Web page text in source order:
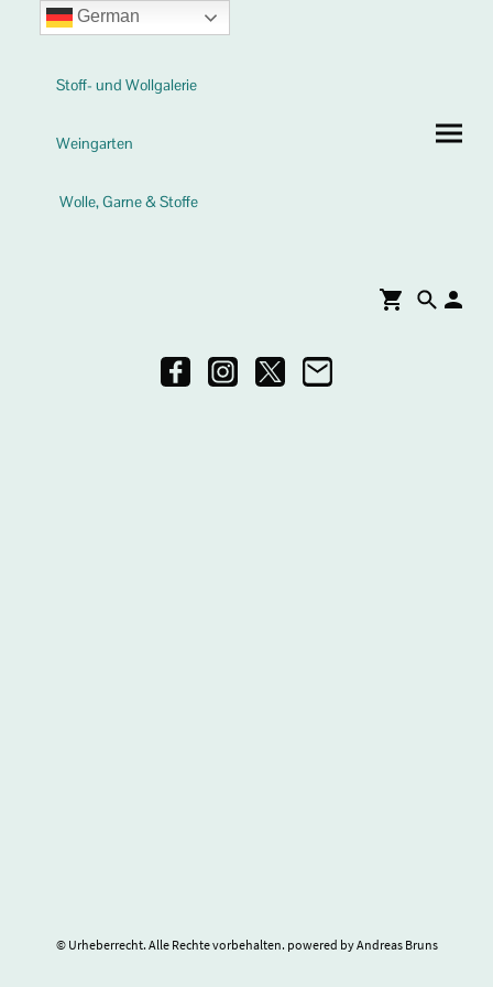
Stoff- und Wollgalerie
Weingarten
Wolle, Garne & Stoffe
© Urheberrecht. Alle Rechte vorbehalten. powered by Andreas Bruns
German